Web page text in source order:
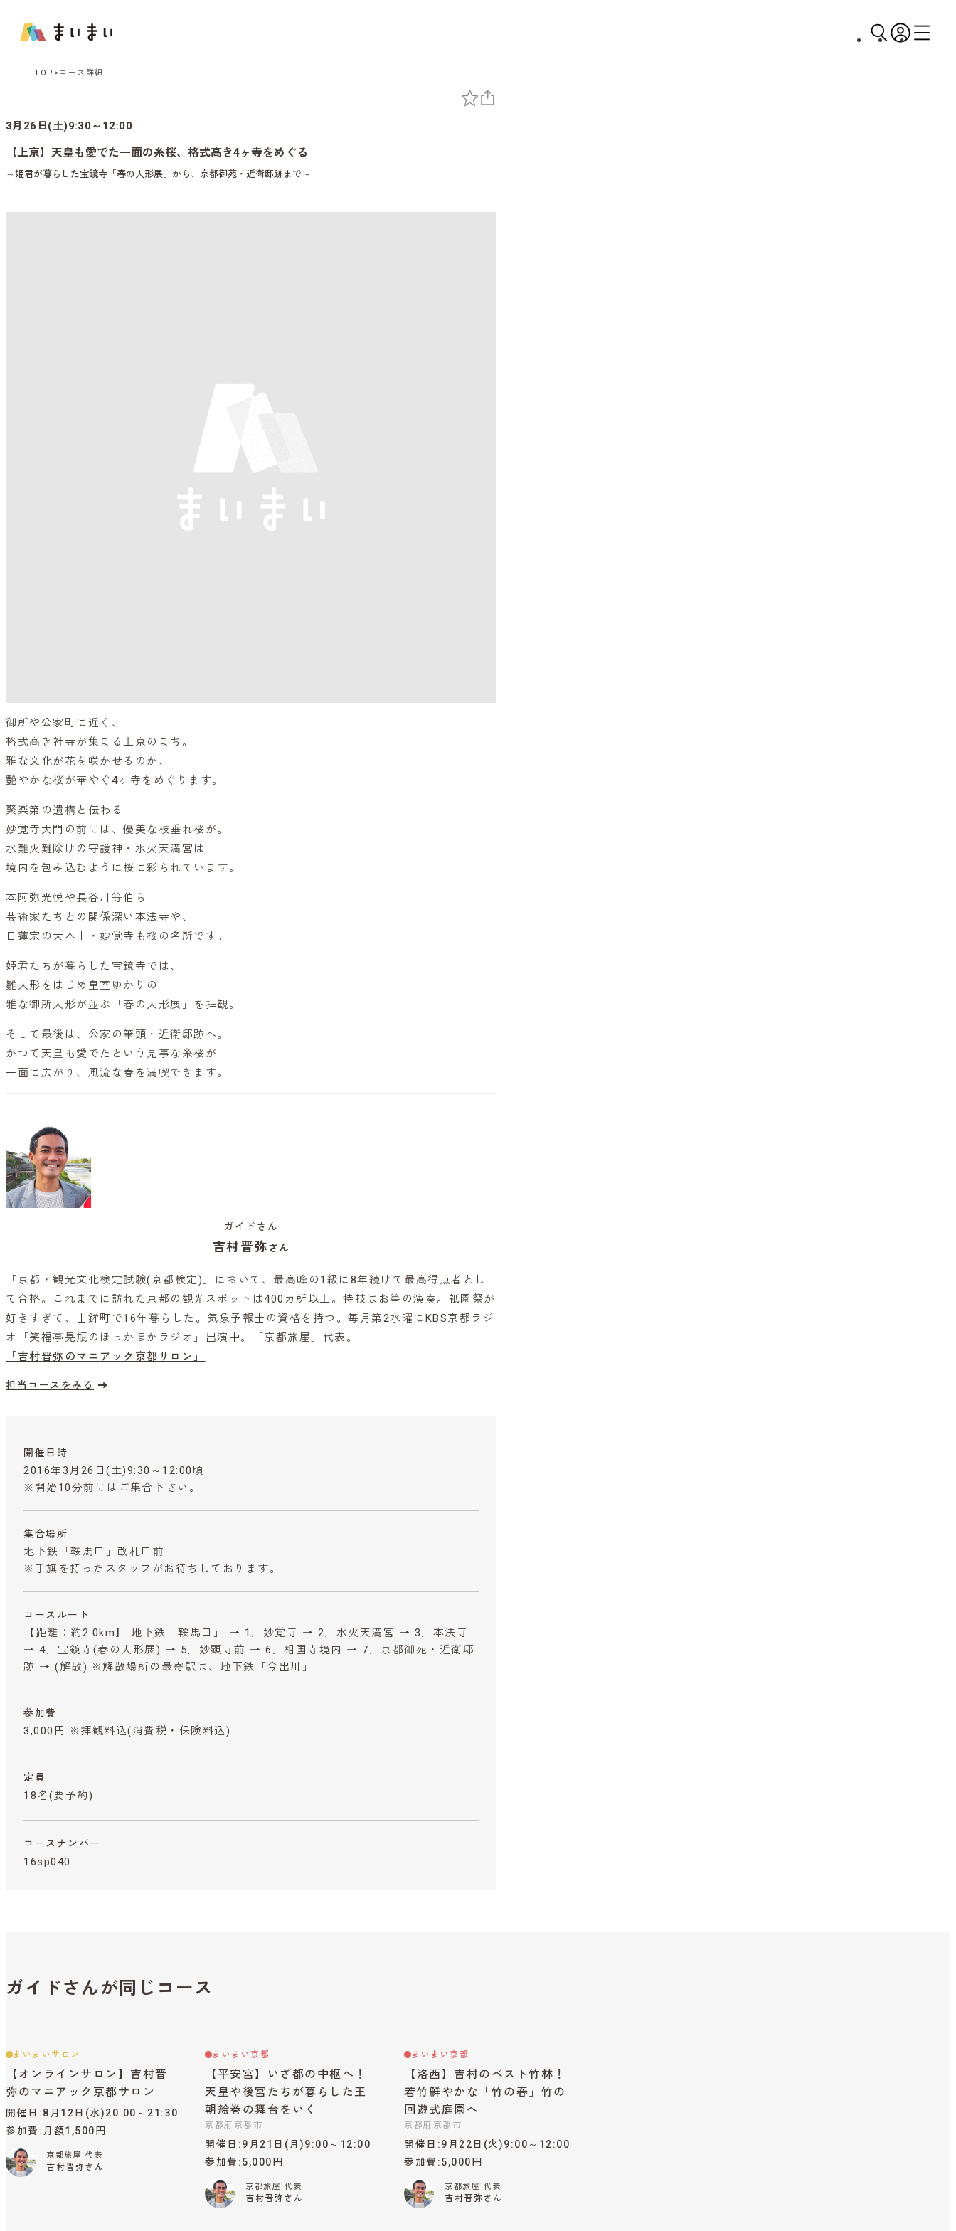
TOP コース詳細
3月26日(土)9:30～12:00
【上京】天皇も愛でた一面の糸桜、格式高き4ヶ寺をめぐる
～姫君が暮らした宝鏡寺「春の人形展」から、京都御苑・近衛邸跡まで～
御所や公家町に近く、
格式高き社寺が集まる上京のまち。
雅な文化が花を咲かせるのか、
艶やかな桜が華やぐ4ヶ寺をめぐります。
聚楽第の遺構と伝わる
妙覚寺大門の前には、優美な枝垂れ桜が。
水難火難除けの守護神・水火天満宮は
境内を包み込むように桜に彩られています。
本阿弥光悦や長谷川等伯ら
芸術家たちとの関係深い本法寺や、
日蓮宗の大本山・妙覚寺も桜の名所です。
姫君たちが暮らした宝鏡寺では、
雛人形をはじめ皇室ゆかりの
雅な御所人形が並ぶ「春の人形展」を拝観。
そして最後は、公家の筆頭・近衛邸跡へ。
かつて天皇も愛でたという見事な糸桜が
一面に広がり、風流な春を満喫できます。
ガイドさん
吉村晋弥さん
「京都・観光文化検定試験(京都検定)」において、最高峰の1級に8年続けて最高得点者とし
て合格。これまでに訪れた京都の観光スポットは400カ所以上。特技はお箏の演奏。祇園祭が
好きすぎて、山鉾町で16年暮らした。気象予報士の資格を持つ。毎月第2水曜にKBS京都ラジ
オ「笑福亭晃瓶のほっかほかラジオ」出演中。「京都旅屋」代表。
「吉村晋弥のマニアック京都サロン」
担当コースをみる
開催日時
2016年3月26日(土)9:30～12:00頃
※開始10分前にはご集合下さい。
集合場所
地下鉄「鞍馬口」改札口前
※手旗を持ったスタッフがお待ちしております。
コースルート
【距離：約2.0km】 地下鉄「鞍馬口」 → 1．妙覚寺 → 2．水火天満宮 → 3．本法寺
→ 4．宝鏡寺(春の人形展) → 5．妙顕寺前 → 6．相国寺境内 → 7．京都御苑・近衛邸
跡 → (解散) ※解散場所の最寄駅は、地下鉄「今出川」
参加費
3,000円 ※拝観料込(消費税・保険料込)
定員
18名(要予約)
コースナンバー
16sp040
ガイドさんが同じコース
まいまいサロン
【オンラインサロン】吉村晋
弥のマニアック京都サロン
開催日
8月12日(水)20:00～21:30
参加費
月額1,500円
京都旅屋 代表
吉村晋弥さん
まいまい京都
【平安宮】いざ都の中枢へ！
天皇や後宮たちが暮らした王
朝絵巻の舞台をいく
京都府京都市
開催日
9月21日(月)9:00～12:00
参加費 5,000円
京都旅屋 代表
吉村晋弥さん
まいまい京都
【洛西】吉村のベスト竹林！
若竹鮮やかな「竹の春」竹の
回遊式庭園へ
京都府京都市
開催日
9月22日(火)9:00～12:00
参加費 5,000円
京都旅屋 代表
吉村晋弥さん